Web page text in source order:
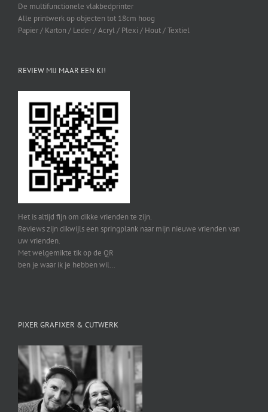
De multifunctionele vlakbedprinter
Alle printwerk op objecten tot 18cm hoog
Papier / Karton / Leder / Acryl / Plexi / Hout / Textiel
REVIEW MIJ MAAR EEN KI!
Het is altijd fijn om dikke vrienden te zijn.
Reviews zijn dikwijls een springplank naar mijn nieuwe vrienden van
uw vrienden.
Met welgemikte tik op de QR
ben je waar ik je hebben wil…
PIXER GRAFIXER & CUTWERK